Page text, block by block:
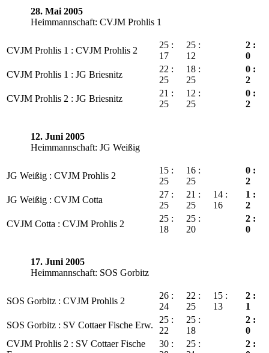
28. Mai 2005
Heimmannschaft: CVJM Prohlis 1
CVJM Prohlis 1 : CVJM Prohlis 2
25 :
17
25 :
12
2 :
0
CVJM Prohlis 1 : JG Briesnitz
22 :
25
18 :
25
0 :
2
CVJM Prohlis 2 : JG Briesnitz
21 :
25
12 :
25
0 :
2
12. Juni 2005
Heimmannschaft: JG Weißig
JG Weißig : CVJM Prohlis 2
15 :
25
16 :
25
0 :
2
JG Weißig : CVJM Cotta
27 :
25
21 :
25
14 :
16
1 :
2
CVJM Cotta : CVJM Prohlis 2
25 :
18
25 :
20
2 :
0
17. Juni 2005
Heimmannschaft: SOS Gorbitz
SOS Gorbitz : CVJM Prohlis 2
26 :
24
22 :
25
15 :
13
2 :
1
SOS Gorbitz : SV Cottaer Fische Erw.
25 :
22
25 :
18
2 :
0
CVJM Prohlis 2 : SV Cottaer Fische
30 :
25 :
2 :